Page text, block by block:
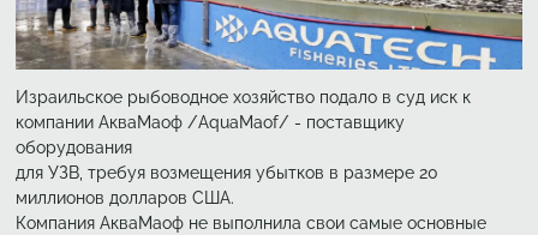
Израильское рыбоводное хозяйство подало в суд иск к
компании АкваМаоф /AquaMaof/ - поставщику
оборудования
для УЗВ, требуя возмещения убытков в размере 20
миллионов долларов США.
Компания АкваМаоф не выполнила свои самые основные